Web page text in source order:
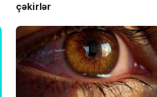
çəkirlər